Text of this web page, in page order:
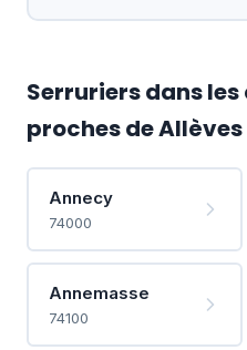
Serruriers dans
proches de Allèves
Annecy
74000
Annemasse
74100